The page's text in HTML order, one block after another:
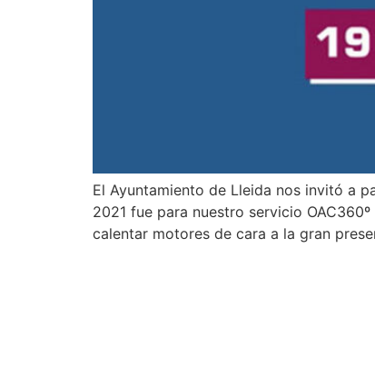
El Ayuntamiento de Lleida nos invitó a
2021 fue para nuestro servicio
calentar motores de cara a la gran